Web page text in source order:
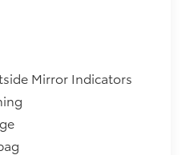
Mirror Indicators